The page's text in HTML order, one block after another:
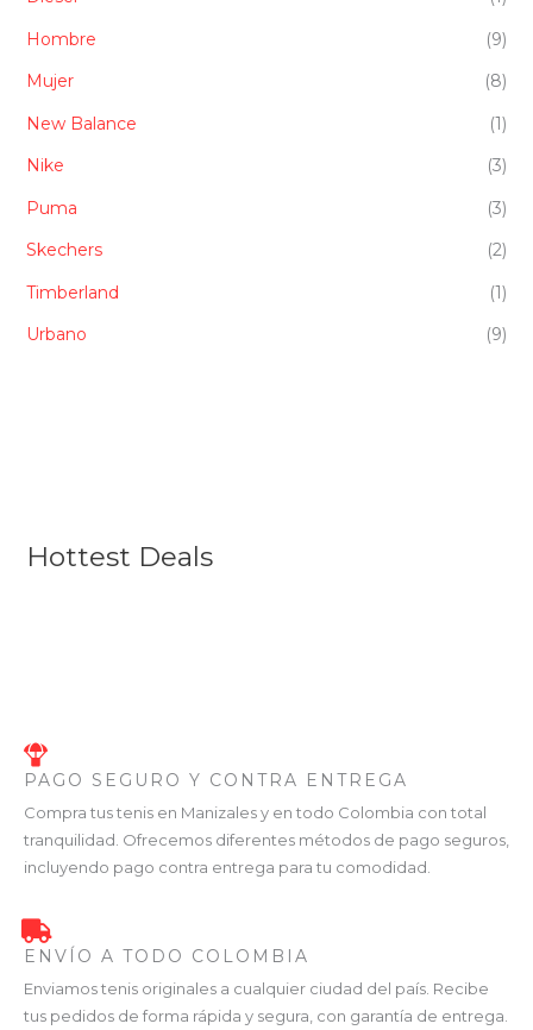
Hombre
(9)
Mujer
(8)
New Balance
(1)
Nike
(3)
Puma
(3)
Skechers
(2)
Timberland
(1)
Urbano
(9)
Hottest Deals
PAGO SEGURO Y CONTRA ENTREGA
Compra tus tenis en Manizales y en todo Colombia con total
tranquilidad. Ofrecemos diferentes métodos de pago seguros,
incluyendo pago contra entrega para tu comodidad.
ENVÍO A TODO COLOMBIA
Enviamos tenis originales a cualquier ciudad del país. Recibe
tus pedidos de forma rápida y segura, con garantía de entrega.